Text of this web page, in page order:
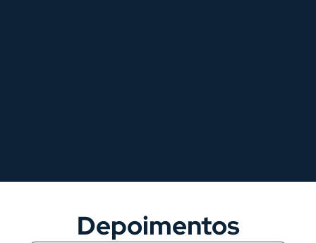
Depoimentos